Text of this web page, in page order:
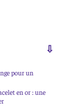
pour un
en or : une